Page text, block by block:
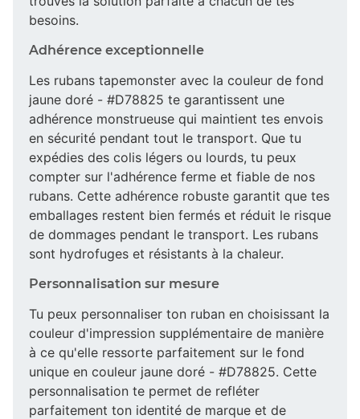
besoins.
Adhérence exceptionnelle
Les rubans tapemonster avec la couleur de fond
jaune doré - #D78825 te garantissent une
adhérence monstrueuse qui maintient tes envois
en sécurité pendant tout le transport. Que tu
expédies des colis légers ou lourds, tu peux
compter sur l'adhérence ferme et fiable de nos
rubans. Cette adhérence robuste garantit que tes
emballages restent bien fermés et réduit le risque
de dommages pendant le transport. Les rubans
sont hydrofuges et résistants à la chaleur.
Personnalisation sur mesure
Tu peux personnaliser ton ruban en choisissant la
couleur d'impression supplémentaire de manière
à ce qu'elle ressorte parfaitement sur le fond
unique en couleur jaune doré - #D78825. Cette
personnalisation te permet de refléter
parfaitement ton identité de marque et de